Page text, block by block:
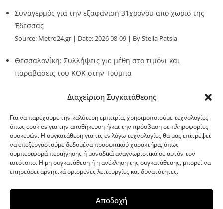
Διαχείριση Συγκατάθεσης
Για να παρέχουμε την καλύτερη εμπειρία, χρησιμοποιούμε τεχνολογίες
όπως cookies για την αποθήκευση ή/και την πρόσβαση σε πληροφορίες
συσκευών. Η συγκατάθεση για τις εν λόγω τεχνολογίες θα μας επιτρέψει
να επεξεργαστούμε δεδομένα προσωπικού χαρακτήρα, όπως
συμπεριφορά περιήγησης ή μοναδικά αναγνωριστικά σε αυτόν τον
ιστότοπο. Η μη συγκατάθεση ή η ανάκληση της συγκατάθεσης, μπορεί να
επηρεάσει αρνητικά ορισμένες λειτουργίες και δυνατότητες.
Αποδοχή
Συναγερμός για την εξαφάνιση 31χρονου από χωριό της
Έδεσσας
Source: Metro24.gr Date: 2026-08-09 By Stella Patsia
Θεσσαλονίκη: Συλλήψεις για μέθη στο τιμόνι και
παραβάσεις του ΚΟΚ στην Τούμπα
G-point.gr